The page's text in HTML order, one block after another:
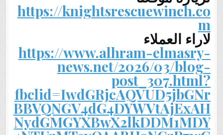
https://knightsrescuewinch.co
m
لاراء العملاء
https://www.alhram-elmasry-
news.net/2026/03/blog-
post_307.html?
fbclid=IwdGRjcAQVUD5jbGNr
BBVQNGV4dG4DYWVtAjExAH
NydGMGYXBwX2lkDDM1MDY